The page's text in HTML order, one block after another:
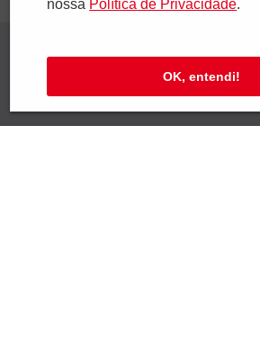
Receba
Preencha seus dados e receba
seu e-mail.
nossa Polí­tica de Privacidade.
OK, entendi!